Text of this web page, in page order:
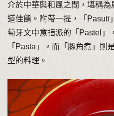
介於中華與和風之間，堪稱
道佳餚。附帶一提，「Pasutī
萄牙文中意指派的「Pastel」
「Pasta」。而「豚角煮」則
型的料理。